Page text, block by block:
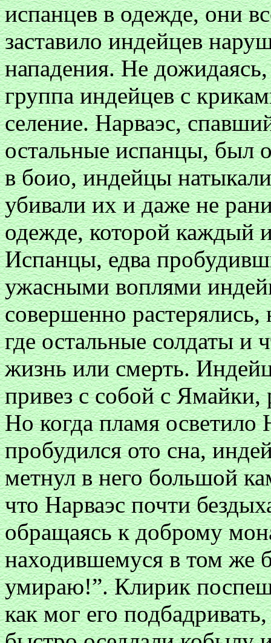
испанцев в одежде, они
заставило индейцев
нападения. Не
группа индейцев с
селение. Нарваэс,
остальные испанцы, был
в боио, индейцы
убивали их и даже не
одежде, которой каждый
Испанцы, едва
ужасными воплями
совершенно
где остальные солдаты
жизнь или смерть.
привез с собой с Ямайки,
Но когда пламя осветило
пробудился ото сна,
метнул в него большой
что Нарваэс почти
обращаясь к доброму
находившемуся в том же
умираю!”. Клирик
как мог его